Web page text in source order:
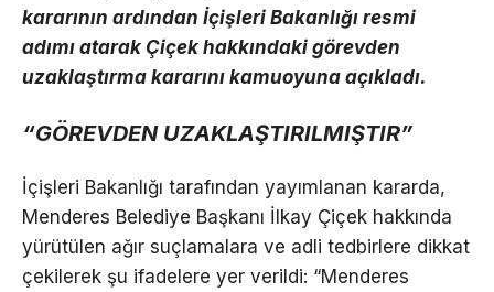
kararının ardından İçişleri Bakanlığı resmi
adımı atarak Çiçek hakkındaki görevden
uzaklaştırma kararını kamuoyuna açıkladı.
“GÖREVDEN UZAKLAŞTIRILMIŞTIR”
İçişleri Bakanlığı tarafından yayımlanan kararda,
Menderes Belediye Başkanı İlkay Çiçek hakkında
yürütülen ağır suçlamalara ve adli tedbirlere dikkat
çekilerek şu ifadelere yer verildi: “Menderes